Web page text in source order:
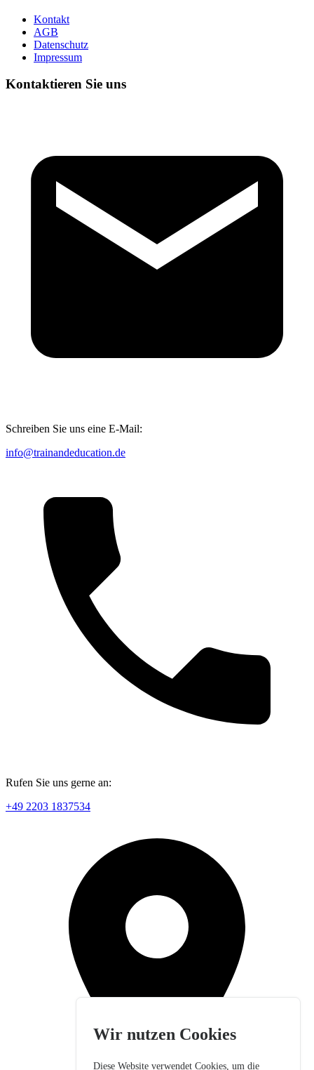
Kontakt
AGB
Datenschutz
Impressum
Kontaktieren Sie uns
Schreiben Sie uns eine E-Mail:
info@trainandeducation.de
Rufen Sie uns gerne an:
+49 2203 1837534
Wir nutzen Cookies
Diese Website verwendet Cookies, um die